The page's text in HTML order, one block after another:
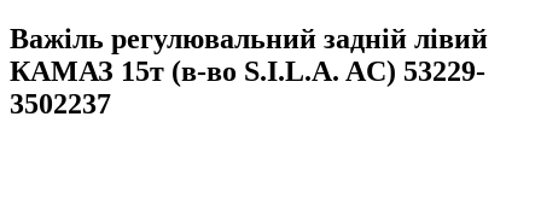
Важіль регулювальний задній лівий
КАМАЗ 15т (в-во S.I.L.A. AC) 53229-
3502237